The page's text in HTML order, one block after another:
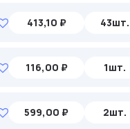
413,10 ₽ 43шт.
116,00 ₽ 1шт.
599,00 ₽ 2шт.